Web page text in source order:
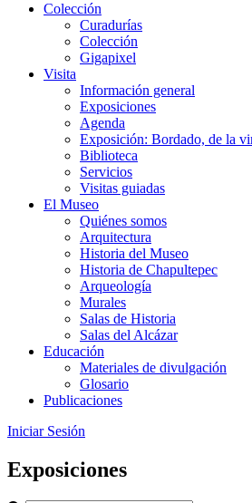
Colección
Curadurías
Colección
Gigapixel
Visita
Información general
Exposiciones
Agenda
Exposición: Bordado, de la
Biblioteca
Servicios
Visitas guiadas
El Museo
Quiénes somos
Arquitectura
Historia del Museo
Historia de Chapultepec
Arqueología
Murales
Salas de Historia
Salas del Alcázar
Educación
Materiales de divulgación
Glosario
Publicaciones
Iniciar Sesión
Exposiciones